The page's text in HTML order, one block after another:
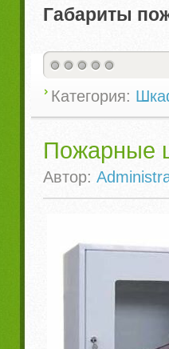
Габариты
Категория:
Пожарные
Автор: